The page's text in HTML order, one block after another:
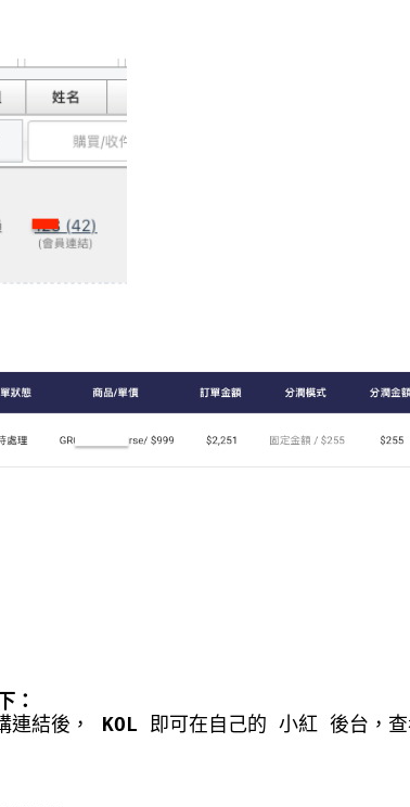
：
連結後， KOL 即可在自己的 小紅 後台，